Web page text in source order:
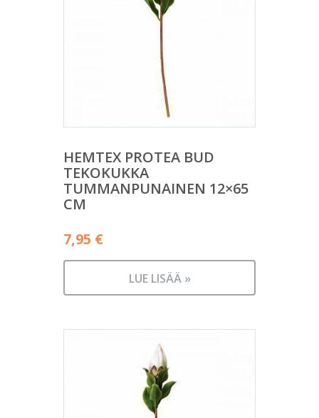
HEMTEX PROTEA BUD
TEKOKUKKA
TUMMANPUNAINEN 12×65
CM
7,95 €
LUE LISÄÄ »